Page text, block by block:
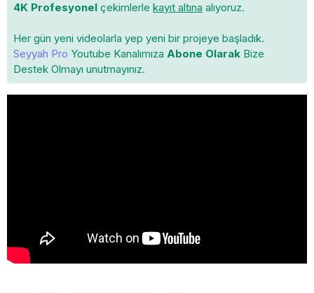
4K Profesyonel çekimlerle kayıt altına alıyoruz.
Her gün yeni videolarla yep yeni bir projeye başladık.
Seyyah Pro Youtube Kanalımıza Abone Olarak Bize
Destek Olmayı unutmayınız.